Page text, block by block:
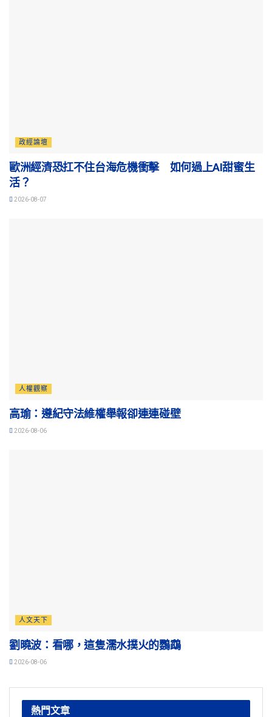
政經論壇
歐洲經濟恐扛不住台海危機衝擊 如何過上AI甜蜜生
活？
2026-08-07
人權觀察
高瑜：遵紀守法維權舉報卻連連碰壁
2026-08-06
人文天下
劉曉波：看哪，這隻濡水撲火的鸚鵡
2026-08-06
熱門文章